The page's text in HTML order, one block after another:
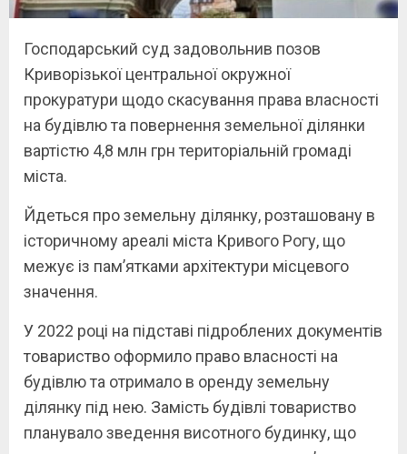
Господарський суд задовольнив позов
Криворізької центральної окружної
прокуратури щодо скасування права власності
на будівлю та повернення земельної ділянки
вартістю 4,8 млн грн територіальній громаді
міста.
Йдеться про земельну ділянку, розташовану в
історичному ареалі міста Кривого Рогу, що
межує із пам’ятками архітектури місцевого
значення.
У 2022 році на підставі підроблених документів
товариство оформило право власності на
будівлю та отримало в оренду земельну
ділянку під нею. Замість будівлі товариство
планувало зведення висотного будинку, що